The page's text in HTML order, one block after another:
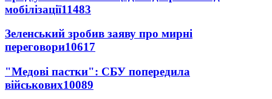
мобілізації11483
Зеленський зробив заяву про мирні
переговори10617
"Медові пастки": СБУ попередила
військових10089